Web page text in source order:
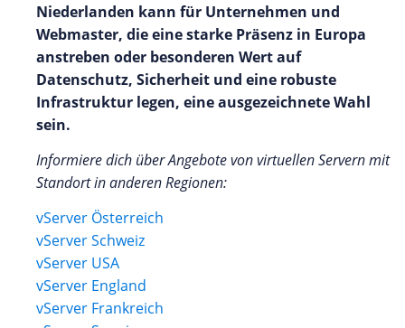
Niederlanden kann für Unternehmen und
Webmaster, die eine starke Präsenz in Europa
anstreben oder besonderen Wert auf
Datenschutz, Sicherheit und eine robuste
Infrastruktur legen, eine ausgezeichnete Wahl
sein.
Informiere dich über Angebote von virtuellen Servern mit
Standort in anderen Regionen:
vServer Österreich
vServer Schweiz
vServer USA
vServer England
vServer Frankreich